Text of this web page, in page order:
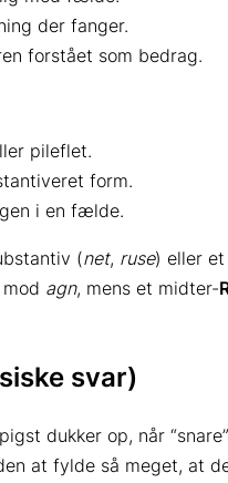
der fanger.
forstået som bedrag.
pileflet.
form.
i en fælde.
(net, ruse) eller
agn, mens et midter-
svar)
dukker op, når
at fylde så meget,